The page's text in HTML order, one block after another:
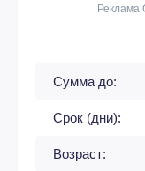
Реклама
Сумма до:
Срок (дни):
Возраст: